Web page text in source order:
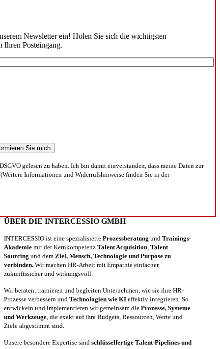
Newsletter ein! Holen Sie sich die wichtigsten
Ihren Posteingang.
gelesen zu haben. Ich bin damit einverstanden, dass meine Daten zur
Informationen und Widerrufshinweise finden Sie in der
ÜBER DIE INTERCESSIO GMBH
INTERCESSIO ist eine spezialisierte Prozessberatung und Trainings-
Akademie mit der Kernkompetenz Talent Acquisition Talent
Sourcing und dem Ziel, Mensch, Technologie und Purpose zu
verbinden. Wir machen HR-Arbeit mit Empathie einfacher,
zukunftssicher und wirkungsvoll.
Wir beraten, trainieren und begleiten Unternehmen, wie sie ihre HR-
Prozesse verbessern und Technologien wie KI effektiv integrieren. So
entwickeln und implementieren wir gemeinsam die Prozesse, Systeme
und Werkzeuge , die exakt auf ihre Budgets, Ressourcen, Werte und
Ziele abgestimmt sind.
Unsere besondere Expertise sind schlüsselfertige Talent-Pipelines und